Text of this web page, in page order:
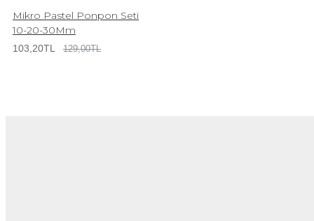
Mikro Pastel Ponpon Seti
10-20-30Mm
103,20TL 129,00TL